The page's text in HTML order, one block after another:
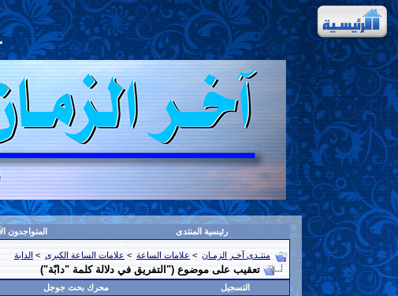
رئيسية المنتدى المتواجدون
منتـدى آخـر الزمـان > علامات الساعة > علامات الساعة الكبرى > الدابة
تعقيب على موضوع ("التفريق في دلالة كلمة "دابّة")
التسجيل محرك بحث جوجل